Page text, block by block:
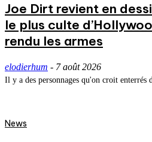
Joe Dirt revient en
le plus culte
rendu les armes
elodierhum - 7 août 2026
Il y a des personnages qu'on croit enterrés
News